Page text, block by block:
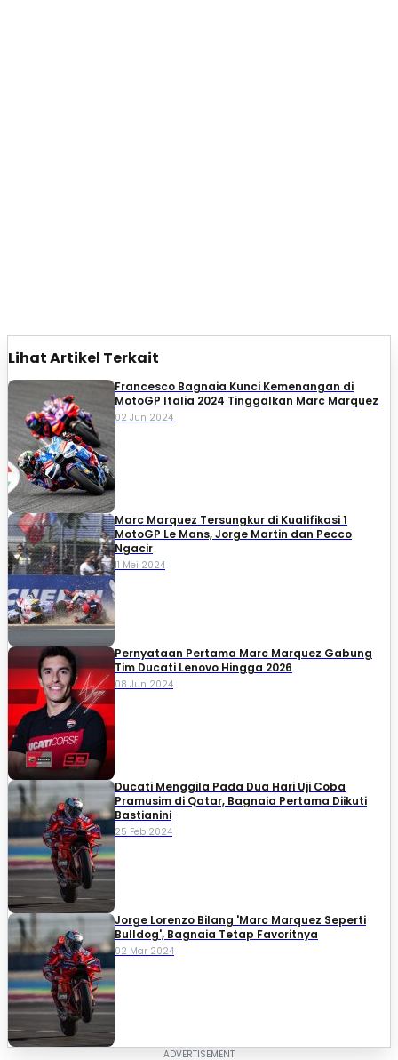
Lihat Artikel Terkait
Francesco Bagnaia Kunci Kemenangan di
MotoGP Italia 2024 Tinggalkan Marc Marquez
02 Jun 2024
Marc Marquez Tersungkur di Kualifikasi 1
MotoGP Le Mans, Jorge Martin dan Pecco
Ngacir
11 Mei 2024
Pernyataan Pertama Marc Marquez Gabung
Tim Ducati Lenovo Hingga 2026
08 Jun 2024
Ducati Menggila Pada Dua Hari Uji Coba
Pramusim di Qatar, Bagnaia Pertama Diikuti
Bastianini
25 Feb 2024
Jorge Lorenzo Bilang 'Marc Marquez Seperti
Bulldog', Bagnaia Tetap Favoritnya
02 Mar 2024